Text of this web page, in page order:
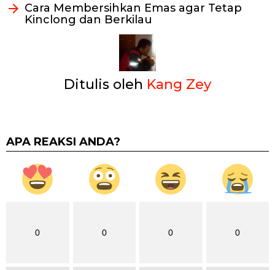
Cara Membersihkan Emas agar Tetap
Kinclong dan Berkilau
Ditulis oleh Kang Zey
APA REAKSI ANDA?
0 0 0 0